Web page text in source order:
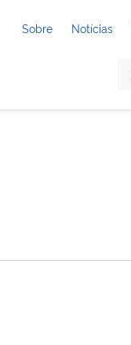
Sobre Notícias